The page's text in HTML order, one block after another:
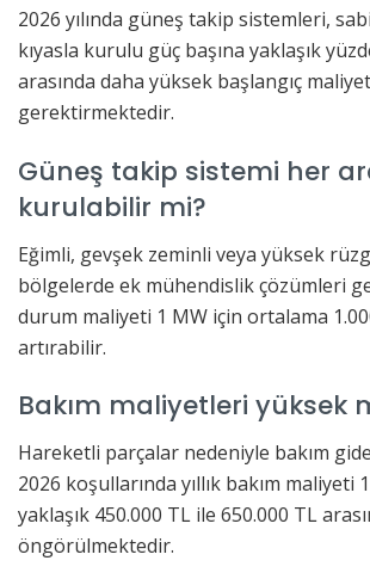
2026 yılında güneş takip sistemleri,
kıyasla kurulu güç başına yaklaşık
arasında daha yüksek başlangıç
gerektirmektedir.
Güneş takip sistemi her
kurulabilir mi?
Eğimli, gevşek zeminli veya yüksek
bölgelerde ek mühendislik çözümleri
durum maliyeti 1 MW için ortalama
artırabilir.
Bakım maliyetleri yüksek
Hareketli parçalar nedeniyle bakım
2026 koşullarında yıllık bakım maliyeti
yaklaşık 450.000 TL ile 650.000 TL
öngörülmektedir.